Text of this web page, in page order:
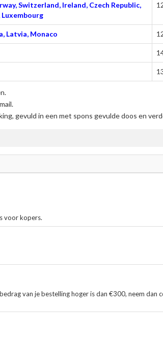
Switzerland, Ireland, Czech Republic,
Luxembourg
Latvia, Monaco
gevuld in een met spons gevulde doos en
voor kopers.
van je bestelling hoger is dan €300, neem dan